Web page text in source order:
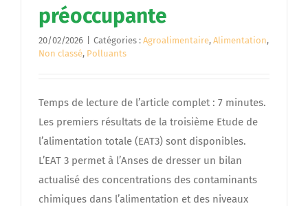
préoccupante
20/02/2026 Catégories : Agroalimentaire, Alimentation,
Non classé, Polluants
Temps de lecture de l’article complet : 7 minutes.
Les premiers résultats de la troisième Etude de
l’alimentation totale (EAT3) sont disponibles.
L’EAT 3 permet à l’Anses de dresser un bilan
actualisé des concentrations des contaminants
chimiques dans l’alimentation et des niveaux